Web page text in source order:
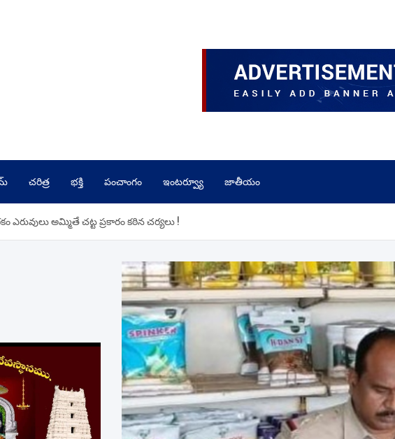
చరిత్ర భక్తి పంచాంగం ఇంటర్వ్యూ జాతీయం
ఎరువులు అమ్మితే చట్ట ప్రకారం కఠిన చర్యలు !